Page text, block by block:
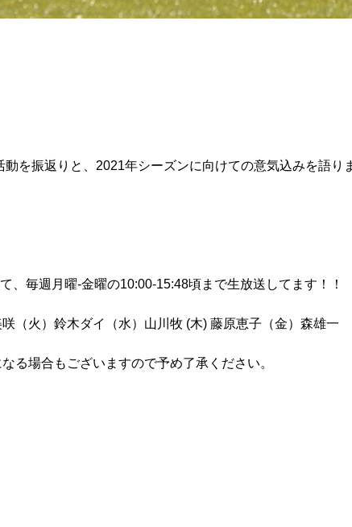
を振返りと、2021年シーズンに向けての意気込みを語り
、毎週月曜-金曜の10:00-15:48頃まで生放送してます！！
（火）鈴木ダイ（水）山川牧 (木) 藤原恵子（金）森雄一
る場合もございますので予め了承ください。